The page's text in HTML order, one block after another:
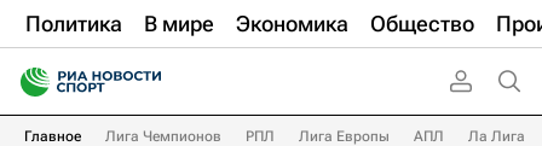
Политика В мире Экономика Общество
Главное Лига Чемпионов РПЛ Лига Европы АПЛ Ла Лига